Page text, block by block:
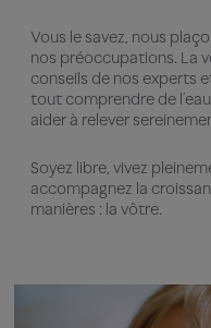
Vous le savez, nous
nos préoccupations. La
conseils de nos experts
tout comprendre de
aider à relever
Soyez libre, vivez
accompagnez la
manières : la vôtre.